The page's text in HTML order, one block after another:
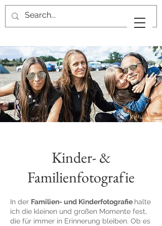
Kinder- &
Familienfotografie
In der Familien- und Kinderfotografie halte
ich die kleinen und großen Momente fest,
die für immer in Erinnerung bleiben. Ob es